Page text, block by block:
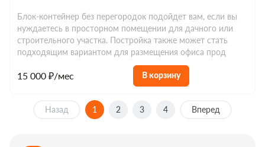
Блок-контейнер без перегородок подойдет вам, если вы
нуждаетесь в просторном помещении для дачного или
строительного участка. Постройка также может стать
подходящим вариантом для размещения офиса прод
15 000 ₽/мес В корзину
Назад 1 2 3 4 Вперед